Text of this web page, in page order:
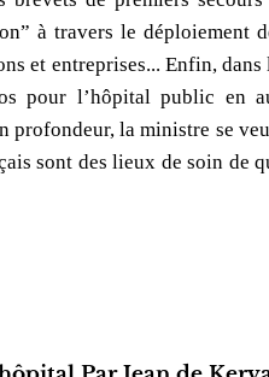
à travers le déploiement
et entreprises... Enfin,
pour l’hôpital public en
profondeur, la ministre se
sont des lieux de soin de